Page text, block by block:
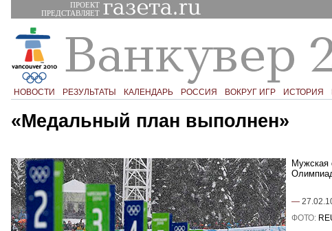
ПРОЕКТ
ПРЕДСТАВЛЯЕТ
НОВОСТИ РЕЗУЛЬТАТЫ КАЛЕНДАРЬ РОССИЯ ВОКРУГ ИГР ИСТОРИЯ
«Медальный план выполнен»
Мужская
—
ФОТО: